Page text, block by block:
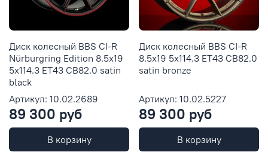
Диск колесный BBS CI-R
Nürburgring Edition 8.5x19
5x114.3 ET43 CB82.0 satin
black
Артикул: 10.02.2689
89 300 руб
В корзину
Диск колесный BBS CI-R
8.5x19 5x114.3 ET43 CB82.0
satin bronze
Артикул: 10.02.5227
89 300 руб
В корзину